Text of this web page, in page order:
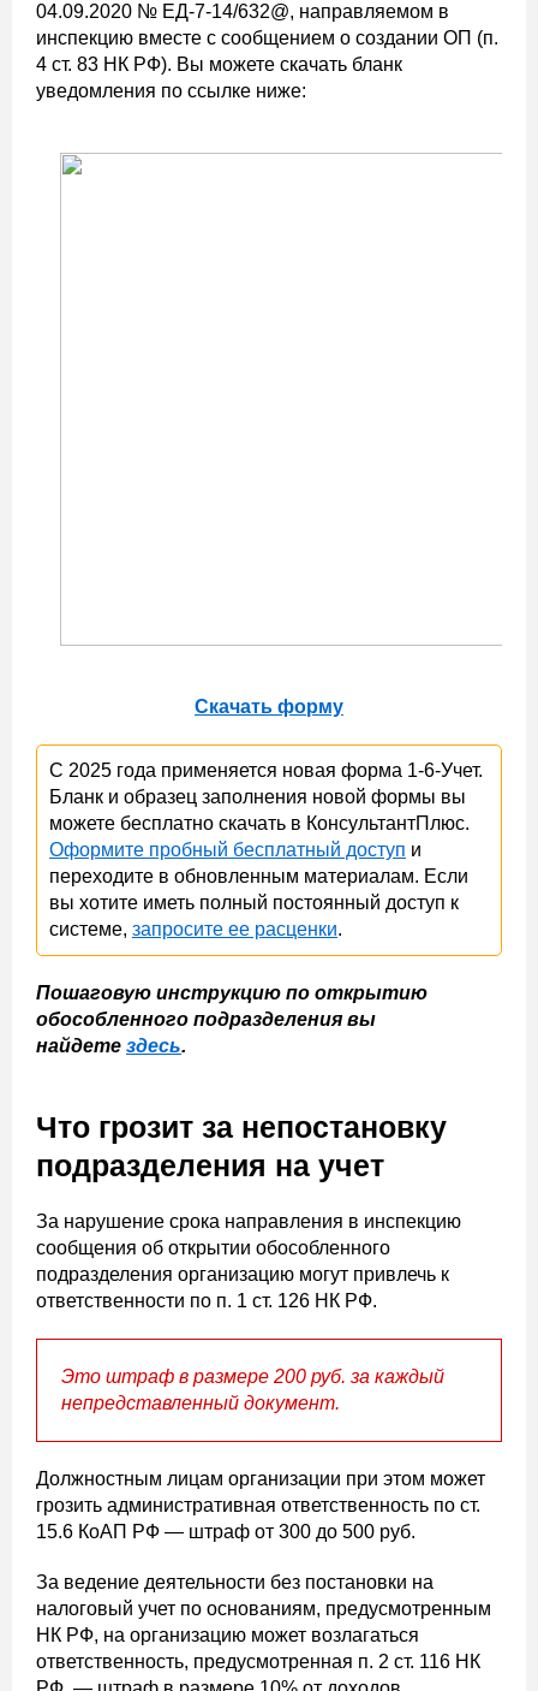
04.09.2020 № ЕД-7-14/632@, направляемом в
инспекцию вместе с сообщением о создании ОП (п.
4 ст. 83 НК РФ). Вы можете скачать бланк
уведомления по ссылке ниже:
Скачать форму
С 2025 года применяется новая форма 1-6-Учет.
Бланк и образец заполнения новой формы вы
можете бесплатно скачать в КонсультантПлюс.
Оформите пробный бесплатный доступ и
переходите в обновленным материалам. Если
вы хотите иметь полный постоянный доступ к
системе, запросите ее расценки.
Пошаговую инструкцию по открытию
обособленного подразделения вы
найдете здесь.
Что грозит за непостановку
подразделения на учет
За нарушение срока направления в инспекцию
сообщения об открытии обособленного
подразделения организацию могут привлечь к
ответственности по п. 1 ст. 126 НК РФ.
Это штраф в размере 200 руб. за каждый
непредставленный документ.
Должностным лицам организации при этом может
грозить административная ответственность по ст.
15.6 КоАП РФ — штраф от 300 до 500 руб.
За ведение деятельности без постановки на
налоговый учет по основаниям, предусмотренным
НК РФ, на организацию может возлагаться
ответственность, предусмотренная п. 2 ст. 116 НК